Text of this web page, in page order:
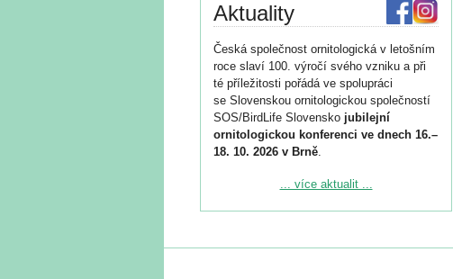
Aktuality
Česká společnost ornitologická v letošním
roce slaví 100. výročí svého vzniku a při
té příležitosti pořádá ve spolupráci
se Slovenskou ornitologickou společností
SOS/BirdLife Slovensko jubilejní
ornitologickou konferenci ve dnech 16.–
18. 10. 2026 v Brně.
Podrobnější informace ke konferenci
Registrovat se můžete do 6. září.
... více aktualit ...